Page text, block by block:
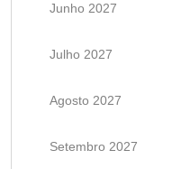
Junho 2027
Julho 2027
Agosto 2027
Setembro 2027